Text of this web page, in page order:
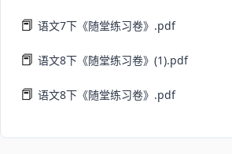
📕 语文7下《随堂练习卷》.pdf
📕 语文8下《随堂练习卷》(1).pdf
📕 语文8下《随堂练习卷》.pdf